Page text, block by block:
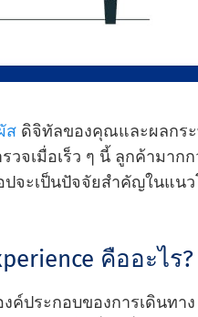
ส ดิจิทัลของคุณและผลกร
วจเมื่อเร็ว ๆ นี้ ลูกค้ามาก
ปจะเป็นปัจจัยสําคัญในแน
คืออะไร?
ค์ประกอบของการเดินทาง